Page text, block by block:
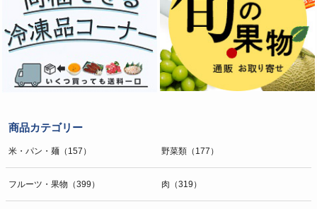
商品カテゴリー
米・パン・麺（157） 野菜類（177）
フルーツ・果物（399） 肉（319）